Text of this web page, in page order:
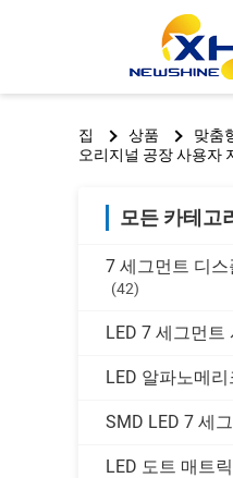
집 상품
맞춤
오리지널 공장 사용자
모든 카테고
7 세그먼트 디
(42)
LED 7 세그먼트
LED 알파노메
SMD LED 7 세
LED 도트 매트